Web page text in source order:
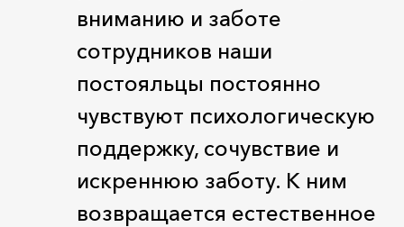
вниманию и заботе
сотрудников наши
постояльцы постоянно
чувствуют психологическую
поддержку, сочувствие и
искреннюю заботу. К ним
возвращается естественное